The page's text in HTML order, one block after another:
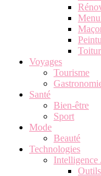
Voyages
Tourisme
Santé
Bien-être
Sport
Mode
Beauté
Technologies